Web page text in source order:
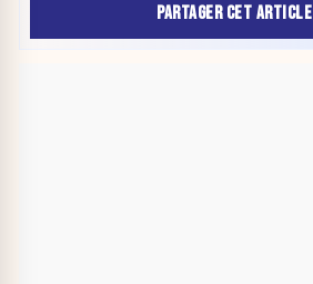
PARTAGER CET ARTICLE